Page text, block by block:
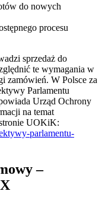
do nowych
procesu
sprzedaż do
te wymagania w
zamówień. W Polsce za
Parlamentu
Urząd Ochrony
na temat
UOKiK:
parlamentu-
–